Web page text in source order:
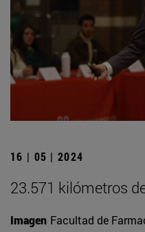
16 | 05 | 2024
23.571 kilómetros
Imagen Facultad de